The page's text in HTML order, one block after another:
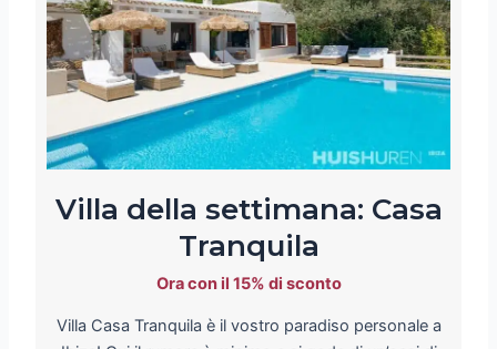
Villa della settimana: Casa
Tranquila
Ora con il 15% di sconto
Villa Casa Tranquila è il vostro paradiso personale a